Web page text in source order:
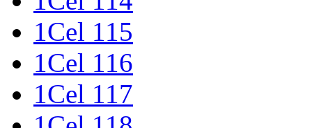
1Cel 115
1Cel 116
1Cel 117